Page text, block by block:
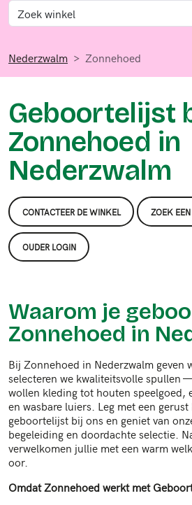
Nederzwalm Zonnehoed
Geboortelijst
Zonnehoed in
Nederzwalm
CONTACTEER DE WINKEL ZOEK
OUDER LOGIN
Waarom je
Zonnehoed in
Bij Zonnehoed in Nederzwalm geven
selecteren we kwaliteitsvolle spullen
wollen kleding tot houten speelgoed,
en wasbare luiers. Leg met een
geboortelijst bij ons en geniet van
begeleiding en doordachte selectie.
verwelkomen jullie met een warm
oor.
Omdat Zonnehoed werkt met